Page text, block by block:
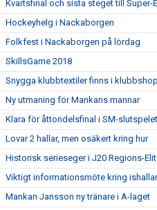
Kvartsfinal och sista steget till Super-
Hockeyhelg i Nackaborgen
Folkfest i Nackaborgen på lördag
SkillsGame 2018
Snygga klubbtextiler finns i
Ny utmaning för Mankans mannar
Klara för åttondelsfinal i SM-slutspelet
Lovar 2 hallar, men osäkert kring hur
Historisk serieseger i J20 Regions-Elit
Viktigt informationsmöte kring
Mankan Jansson ny tränare i A-laget